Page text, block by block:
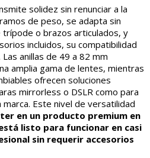
solidez sin renunciar a la
de peso, se adapta sin
o brazos articulados, y
incluidos, su compatibilidad
anillas de 49 a 82 mm
amplia gama de lentes, mientras
ofrecen soluciones
mirrorless o DSLR como para
Este nivel de versatilidad
en un producto premium en
listo para funcionar en casi
sin requerir accesorios